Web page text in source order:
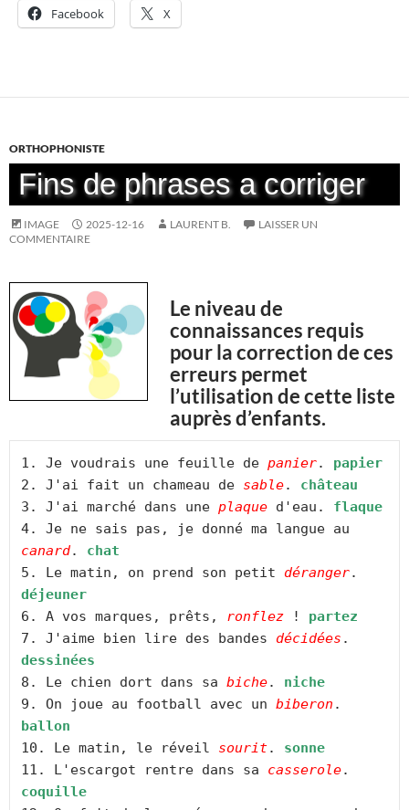
Facebook X
ORTHOPHONISTE
Fins de phrases a corriger
IMAGE 2025-12-16 LAURENT B.
LAISSER UN
COMMENTAIRE
Le niveau de
connaissances requis
pour la correction de ces
erreurs permet
l’utilisation de cette liste
auprès d’enfants.
1. Je voudrais une feuille de panier. papier
2. J'ai fait un chameau de sable. château
3. J'ai marché dans une plaque d'eau. flaque
canard. chat
5. Le matin, on prend son petit déranger
déjeuner
6. A vos marques, prêts, ronflez ! partez
7. J'aime bien lire des bandes décidées
dessinées
8. Le chien dort dans sa biche. niche
9. On joue au football avec un biberon
ballon
10. Le matin, le réveil sourit. sonne
11. L'escargot rentre dans sa casserole
coquille